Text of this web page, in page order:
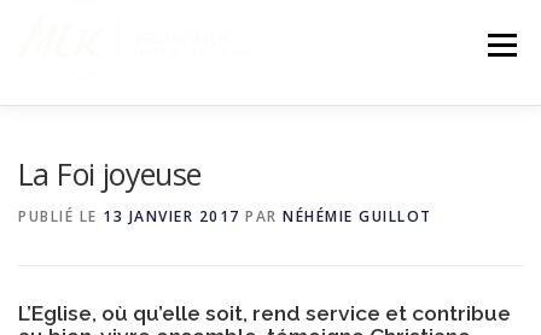
Menu
La Foi joyeuse
PUBLIÉ LE 13 JANVIER 2017 PAR NÉHÉMIE GUILLOT
L’Eglise, où qu’elle soit, rend service et contribue